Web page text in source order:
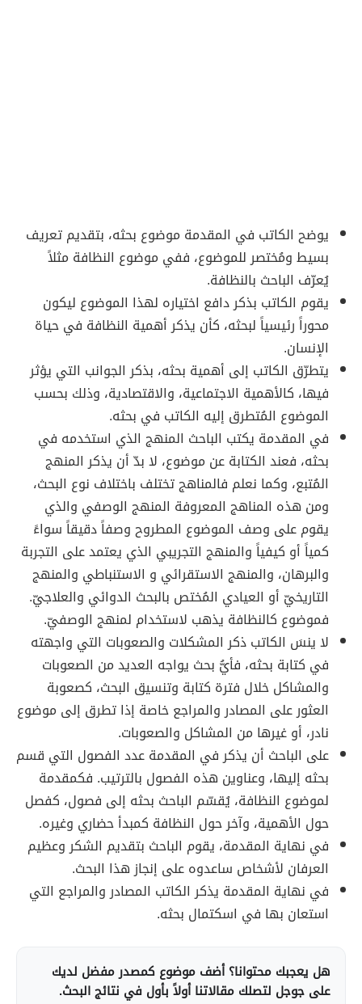
يوضح الكاتب في المقدمة موضوع بحثه، بتقديم تعريف
بسيط ومُختصر للموضوع، ففي موضوع النظافة مثلاً
يُعرّف الباحث بالنظافة.
يقوم الكاتب بذكر دافع اختياره لهذا الموضوع ليكون
محوراً رئيسياً لبحثه، كأن يذكر أهمية النظافة في حياة
الإنسان.
يتطرّق الكاتب إلى أهمية بحثه، بذكر الجوانب التي يؤثر
فيها، كالأهمية الاجتماعية، والاقتصادية، وذلك بحسب
الموضوع المُتطرق إليه الكاتب في بحثه.
في المقدمة يكتب الباحث المنهج الذي استخدمه في
بحثه، فعند الكتابة عن موضوع، لا بدّ أن يذكر المنهج
المُتبع، وكما نعلم فالمناهج تختلف باختلاف نوع البحث،
ومن هذه المناهج المعروفة المنهج الوصفي والذي
يقوم على وصف الموضوع المطروح وصفاً دقيقاً سواءً
كمياً أو كيفياً والمنهج التجريبي الذي يعتمد على التجربة
والبرهان، والمنهج الاستقرائي و الاستنباطي والمنهج
التاريخيّ أو العيادي المُختص بالبحث الدوائي والعلاجيّ.
فموضوع كالنظافة يذهب لاستخدام لمنهج الوصفيّ.
لا ينسَ الكاتب ذكر المشكلات والصعوبات التي واجهته
في كتابة بحثه، فأيُّ بحث يواجه العديد من الصعوبات
والمشاكل خلال فترة كتابة وتنسيق البحث، كصعوبة
العثور على المصادر والمراجع خاصة إذا تطرق إلى موضوع
نادر، أو غيرها من المشاكل والصعوبات.
على الباحث أن يذكر في المقدمة عدد الفصول التي قسم
بحثه إليها، وعناوين هذه الفصول بالترتيب. فكمقدمة
لموضوع النظافة، يُقسّم الباحث بحثه إلى فصول، كفصل
حول الأهمية، وآخر حول النظافة كمبدأ حضاري وغيره.
في نهاية المقدمة، يقوم الباحث بتقديم الشكر وعظيم
العرفان لأشخاص ساعدوه على إنجاز هذا البحث.
في نهاية المقدمة يذكر الكاتب المصادر والمراجع التي
استعان بها في اسكتمال بحثه.
هل يعجبك محتوانا؟ أضف موضوع كمصدر مفضل لديك
على جوجل لتصلك مقالاتنا أولاً بأول في نتائج البحث.